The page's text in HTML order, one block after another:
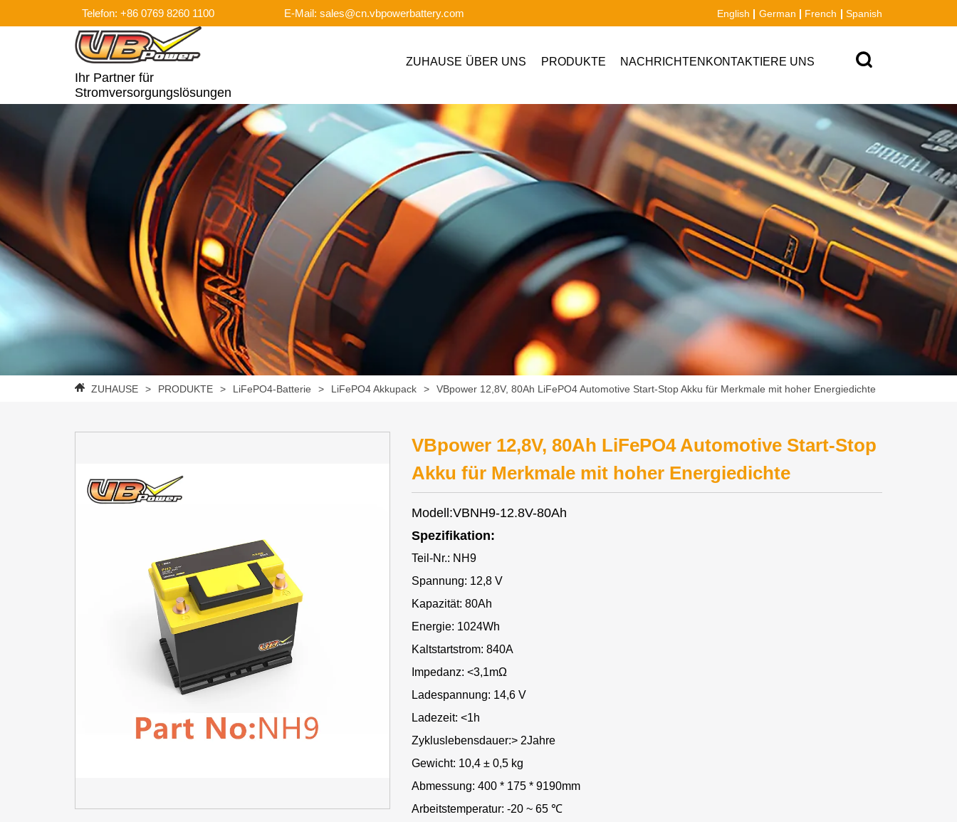
Telefon: +86 0769 8260 1100 E-Mail: sales@cn.vbpowerbattery.com English German French Spanish
Ihr Partner für
Stromversorgungslösungen
ZUHAUSE ÜBER UNS PRODUKTE NACHRICHTEN KONTAKTIERE UNS
ZUHAUSE > PRODUKTE > LiFePO4-Batterie > LiFePO4 Akkupack > VBpower 12,8V, 80Ah LiFePO4 Automotive Start-Stop Akku für Merkmale mit hoher Energiedichte
VBpower 12,8V, 80Ah LiFePO4 Automotive Start-Stop
Akku für Merkmale mit hoher Energiedichte
Modell:VBNH9-12.8V-80Ah
Spezifikation:
Teil-Nr.: NH9
Spannung: 12,8 V
Kapazität: 80Ah
Energie: 1024Wh
Kaltstartstrom: 840A
Impedanz: <3,1mΩ
Ladespannung: 14,6 V
Ladezeit: <1h
Zykluslebensdauer:> 2Jahre
Gewicht: 10,4 ± 0,5 kg
Abmessung: 400 * 175 * 9190mm
Arbeitstemperatur: -20 ~ 65 ℃